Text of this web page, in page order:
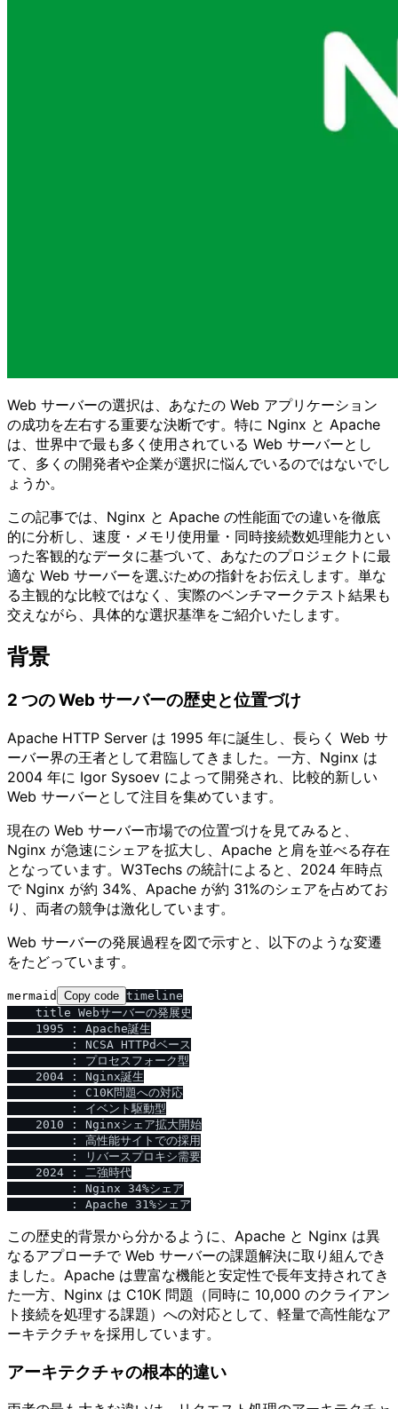
Web サーバーの選択は、あなたの Web アプリケーション
の成功を左右する重要な決断です。特に Nginx と Apache
は、世界中で最も多く使用されている Web サーバーとし
て、多くの開発者や企業が選択に悩んでいるのではないでし
ょうか。
この記事では、Nginx と Apache の性能面での違いを徹底
的に分析し、速度・メモリ使用量・同時接続数処理能力とい
った客観的なデータに基づいて、あなたのプロジェクトに最
適な Web サーバーを選ぶための指針をお伝えします。単な
る主観的な比較ではなく、実際のベンチマークテスト結果も
交えながら、具体的な選択基準をご紹介いたします。
背景
2 つの Web サーバーの歴史と位置づけ
Apache HTTP Server は 1995 年に誕生し、長らく Web サ
ーバー界の王者として君臨してきました。一方、Nginx は
2004 年に Igor Sysoev によって開発され、比較的新しい
Web サーバーとして注目を集めています。
現在の Web サーバー市場での位置づけを見てみると、
Nginx が急速にシェアを拡大し、Apache と肩を並べる存在
となっています。W3Techs の統計によると、2024 年時点
で Nginx が約 34%、Apache が約 31%のシェアを占めてお
り、両者の競争は激化しています。
Web サーバーの発展過程を図で示すと、以下のような変遷
をたどっています。
mermaid Copy code timeline
    title Webサーバーの発展史
    1995 : Apache誕生
         : NCSA HTTPdベース
         : プロセスフォーク型
    2004 : Nginx誕生
         : C10K問題への対応
         : イベント駆動型
    2010 : Nginxシェア拡大開始
         : 高性能サイトでの採用
         : リバースプロキシ需要
    2024 : 二強時代
         : Nginx 34%シェア
この歴史的背景から分かるように、Apache と Nginx は異
なるアプローチで Web サーバーの課題解決に取り組んでき
ました。Apache は豊富な機能と安定性で長年支持されてき
た一方、Nginx は C10K 問題（同時に 10,000 のクライアン
ト接続を処理する課題）への対応として、軽量で高性能なア
ーキテクチャを採用しています。
アーキテクチャの根本的違い